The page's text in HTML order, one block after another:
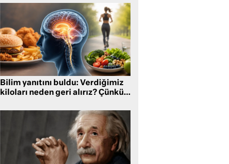
Bilim yanıtını buldu: Verdiğimiz
kiloları neden geri alırız? Çünkü…